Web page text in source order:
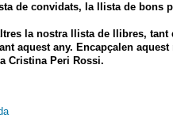
de convidats, la llista de bons
la nostra llista de llibres,
aquest any. Encapçalen
Cristina Peri Rossi.